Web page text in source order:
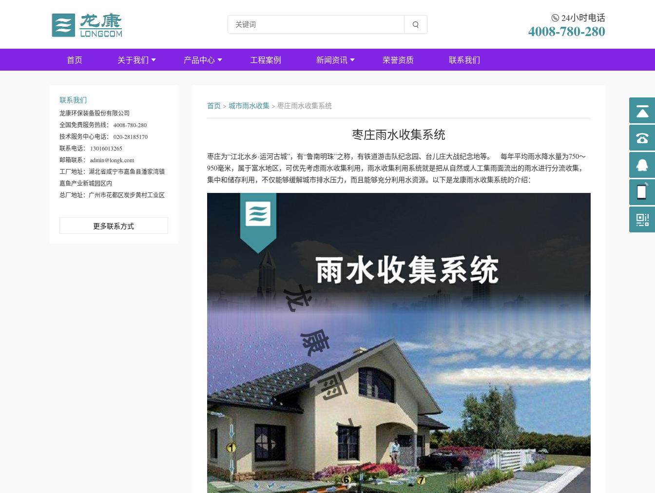
24小时电话
4008-780-280
首页 关于我们 产品中心 工程案例 新闻资讯 荣誉资质 联系我们
联系我们
龙康环保装备股份有限公司
全国免费服务热线： 4008-780-280
技术服务中心电话： 020-28185170
联系电话： 13016013265
邮箱联系： admin@longk.com
工厂地址：湖北省咸宁市嘉鱼县潘家湾镇
嘉鱼产业新城园区内
总厂地址：广州市花都区炭步黄村工业区
更多联系方式
首页 > 城市雨水收集> 枣庄雨水收集系统
枣庄雨水收集系统
枣庄为“江北水乡·运河古城”，有“鲁南明珠”之称，有铁道游击队纪念园、台儿庄大战纪念地等。 每年平均雨水降水量为750～
950毫米，属于富水地区，可优先考虑雨水收集利用，雨水收集利用系统就是把从自然或人工集雨面流出的雨水进行分流收集，
集中和储存利用，不仅能够缓解城市排水压力，而且能够充分利用水资源。以下是龙康雨水收集系统的介绍：